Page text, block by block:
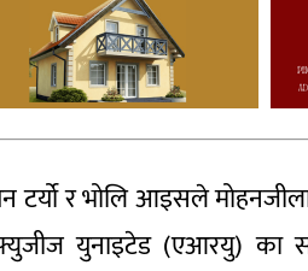
टर्यो र भोलि आइसले
युनाइटेड (एआरयु) का